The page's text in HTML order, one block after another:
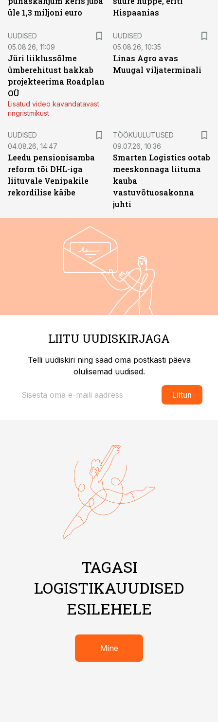
üle 1,3 miljoni euro
Hispaanias
UUDISED
05.08.26, 11:09
Jüri liiklussõlme
ümberehitust hakkab
projekteerima Roadplan
OÜ
Lisatud video kavandatavast
ringristmikust
UUDISED
05.08.26, 10:35
Linas Agro avas
Muugal viljaterminali
UUDISED
04.08.26, 14:47
Leedu pensionisamba
reform tõi DHL-iga
liituvale Venipakile
rekordilise käibe
TÖÖKUULUTUSED
09.07.26, 10:36
Smarten Logistics ootab
meeskonnaga liituma
kauba
vastuvõtuosakonna
juhti
LIITU UUDISKIRJAGA
Telli uudiskiri ning saad oma postkasti päeva
olulisemad uudised.
Liitun
TAGASI
LOGISTIKAUUDISED
ESILEHELE
Mine